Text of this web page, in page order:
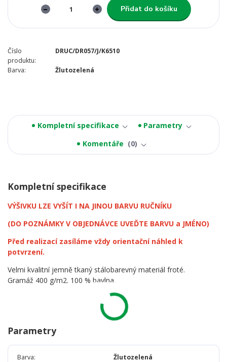
Přidat do košíku
Číslo
produktu:
DRUC/DR057/J/K6510
Barva: Žlutozelená
Kompletní specifikace
Parametry
Komentáře
0
Kompletní specifikace
VÝŠIVKU LZE VYŠÍT I NA JINOU BARVU RUČNÍKU
(DO POZNÁMKY V OBJEDNÁVCE UVEĎTE BARVU a JMÉNO)
Před realizací zasíláme vždy orientační náhled k
potvrzení.
Velmi kvalitní jemně tkaný stálobarevný materiál froté.
Gramáž 400 g/m2. 100 % bavlna.
Parametry
Barva Žlutozelená